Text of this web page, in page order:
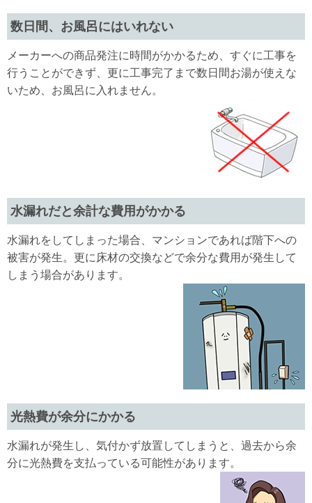
数日間、お風呂にはいれない
メーカーへの商品発注に時間がかかるため、すぐに工事を
行うことができず、更に工事完了まで数日間お湯が使えな
いため、お風呂に入れません。
水漏れだと余計な費用がかかる
水漏れをしてしまった場合、マンションであれば階下への
被害が発生。更に床材の交換などで余分な費用が発生して
しまう場合があります。
光熱費が余分にかかる
水漏れが発生し、気付かず放置してしまうと、過去から余
分に光熱費を支払っている可能性があります。